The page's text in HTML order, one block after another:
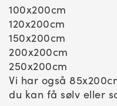
100x200cm
120x200cm
150x200cm
200x200cm
250x200cm
Vi har også
du kan få sølv eller